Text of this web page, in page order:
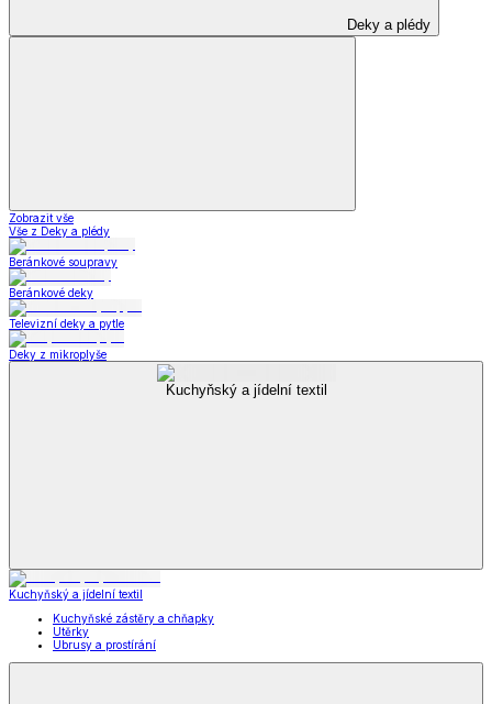
Deky a plédy
Zobrazit vše
Vše z Deky a plédy
Beránkové soupravy
Beránkové deky
Televizní deky a pytle
Deky z mikroplyše
Kuchyňský a jídelní textil
Kuchyňský a jídelní textil
Kuchyňské zástěry a chňapky
Utěrky
Ubrusy a prostírání